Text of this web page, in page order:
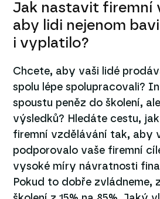
Jak nastavit firemní
aby lidi nejenom
i vyplatilo?
Chcete, aby vaši lidé
spolu lépe spolupracovali?
spoustu peněz do školení,
výsledků? Hledáte cestu,
firemní vzdělávání tak, aby
podporovalo vaše firemní
vysoké míry návratnosti
Pokud to dobře zvládneme,